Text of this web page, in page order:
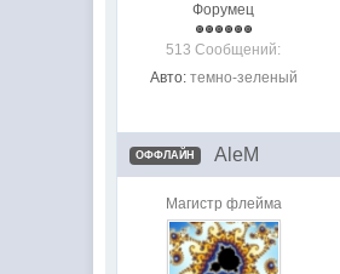
Форумец
513 Сообщений:
Авто: темно-зеленый
ОФФЛАЙН AleM
Магистр флейма